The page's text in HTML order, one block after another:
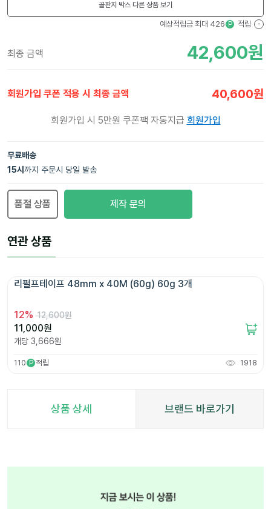
골판지 박스 다른 상품 보기
예상적립금 최대 426 P 적립 ?
최종 금액 42,600원
회원가입 쿠폰 적용 시 최종 금액 40,600원
회원가입 시 5만원 쿠폰팩 자동지급 회원가입
무료배송
15시 까지 주문시 당일 발송
품절 상품 제작 문의
연관 상품
12% 12,600원
11,000원
개당 3,666원
110 P 적립 1918
상품 상세 브랜드 바로가기